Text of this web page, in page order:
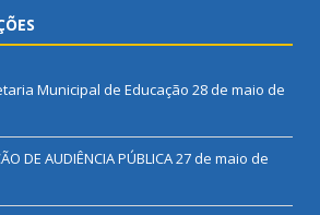
Municipal de Educação 28 de maio de
DE AUDIÊNCIA PÚBLICA27 de maio de